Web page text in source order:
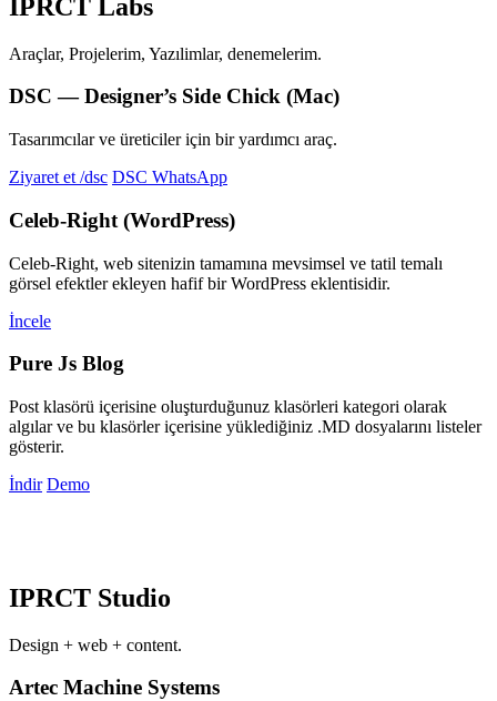
IPRCT Labs
Araçlar, Projelerim, Yazılimlar, denemelerim.
DSC — Designer’s Side Chick (Mac)
Tasarımcılar ve üreticiler için bir yardımcı araç.
Ziyaret et /dsc DSC WhatsApp
Celeb-Right (WordPress)
Celeb-Right, web sitenizin tamamına mevsimsel ve tatil temalı
görsel efektler ekleyen hafif bir WordPress eklentisidir.
İncele
Pure Js Blog
Post klasörü içerisine oluşturduğunuz klasörleri kategori olarak
algılar ve bu klasörler içerisine yüklediğiniz .MD dosyalarını listeler
gösterir.
İndir Demo
IPRCT Studio
Design + web + content.
Artec Machine Systems